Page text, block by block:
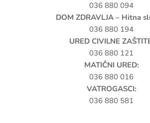
036 880 094
DOM ZDRAVLJA – Hitna
036 880 194
URED CIVILNE
036 880 121
MATIČNI URED:
036 880 016
VATROGASCI:
036 880 581